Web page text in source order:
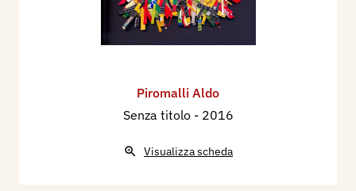
Piromalli Aldo
Senza titolo - 2016
Visualizza scheda